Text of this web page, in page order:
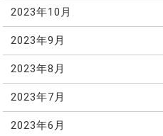
2023年10月
2023年9月
2023年8月
2023年7月
2023年6月